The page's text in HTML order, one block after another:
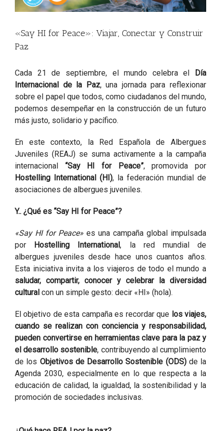
«Say HI for Peace»: Viajar, Conectar y Construir
Paz
Cada 21 de septiembre, el mundo celebra el
Día
Internacional de la Paz, una jornada para reflexionar
sobre el papel que todos, como ciudadanos del mundo,
podemos desempeñar en la construcción de un futuro
más justo, solidario y pacífico.
En este contexto, la Red Española de Albergues
Juveniles (REAJ) se suma activamente a la campaña
internacional “Say HI for Peace”, promovida por
Hostelling International (HI), la federación mundial de
asociaciones de albergues juveniles.
Y.. ¿Qué es “Say HI for Peace”?
«Say HI for Peace» es una campaña global impulsada
por Hostelling International, la red mundial de
albergues juveniles desde hace unos cuantos años.
Esta iniciativa invita a los viajeros de todo el mundo a
saludar, compartir, conocer y celebrar la diversidad
cultural con un simple gesto: decir «HI» (hola).
El objetivo de esta campaña es recordar que los viajes,
cuando se realizan con conciencia y responsabilidad,
pueden convertirse en herramientas clave para la paz y
el desarrollo sostenible, contribuyendo al cumplimiento
de los Objetivos de Desarrollo Sostenible (ODS)de la
Agenda 2030, especialmente en lo que respecta a la
educación de calidad, la igualdad, la sostenibilidad y la
promoción de sociedades inclusivas.